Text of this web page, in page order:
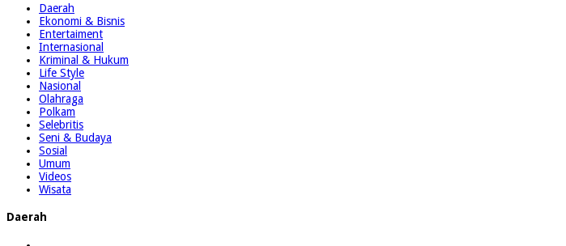
Daerah
Ekonomi & Bisnis
Entertaiment
Internasional
Kriminal & Hukum
Life Style
Nasional
Olahraga
Polkam
Selebritis
Seni & Budaya
Sosial
Umum
Videos
Wisata
Daerah